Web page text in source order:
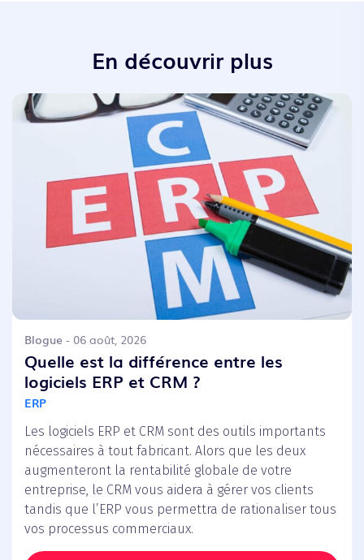
En découvrir plus
Blogue - 06 août, 2026
Quelle est la différence entre les
logiciels ERP et CRM ?
ERP
Les logiciels ERP et CRM sont des outils importants
nécessaires à tout fabricant. Alors que les deux
augmenteront la rentabilité globale de votre
entreprise, le CRM vous aidera à gérer vos clients
tandis que l’ERP vous permettra de rationaliser tous
vos processus commerciaux.